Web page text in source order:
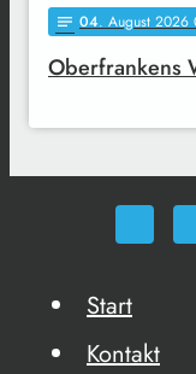
notes 04. August 2026
Oberfrankens
Start
Kontakt